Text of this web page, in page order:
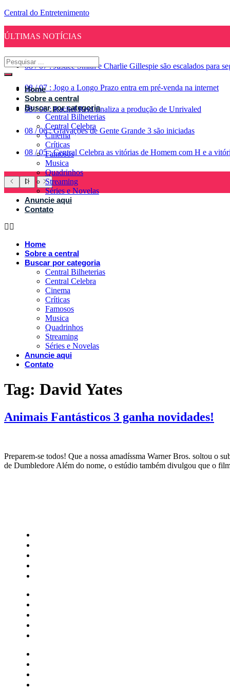
Central do Entretenimento
ÚLTIMAS NOTÍCIAS
08 / 07 : Justice Smith e Charlie Gillespie são escalados para
08 / 07 : Jogo a Longo Prazo entra em pré-venda na internet
08 / 06 : Rachel Reid finaliza a produção de Unrivaled
08 / 06 : Gravações de Gente Grande 3 são iniciadas
08 / 05 : Central Celebra as vitórias de Homem com H e a
Home
Sobre a central
Buscar por categoria
Central Bilheterias
Central Celebra
Cinema
Críticas
Famosos
Musica
Quadrinhos
Streaming
Séries e Novelas
Anuncie aqui
Contato
Home
Sobre a central
Buscar por categoria
Central Bilheterias
Central Celebra
Cinema
Críticas
Famosos
Musica
Quadrinhos
Streaming
Séries e Novelas
Anuncie aqui
Contato
Tag: David Yates
Animais Fantásticos 3 ganha novidades!
Preparem-se todos! Que a nossa amadíssma Warner Bros. soltou o
de Dumbledore Além do nome, o estúdio também divulgou que o